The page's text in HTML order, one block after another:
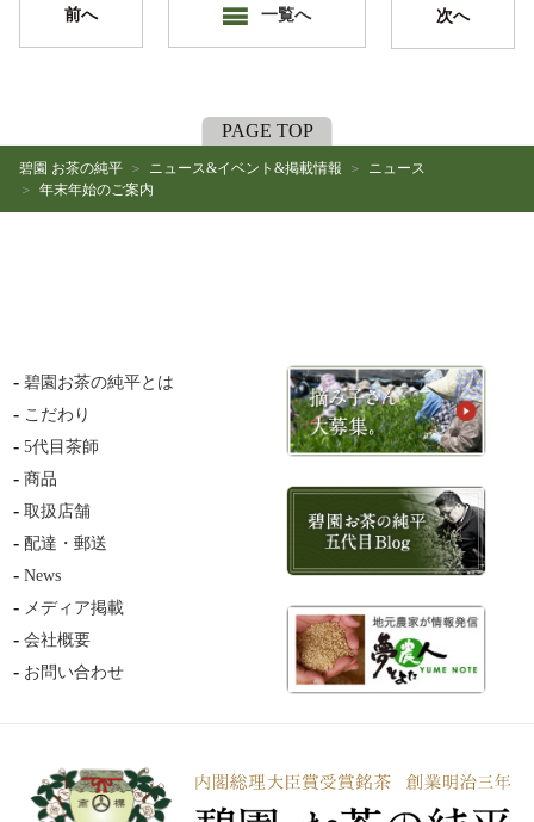
前へ 一覧へ 次へ
碧園 お茶の純平 ニュース&イベント&掲載情報
ニュース
年末年始のご案内
PAGE TOP
碧園お茶の純平とは
こだわり
5代目茶師
商品
取扱店舗
配達・郵送
News
メディア掲載
会社概要
お問い合わせ